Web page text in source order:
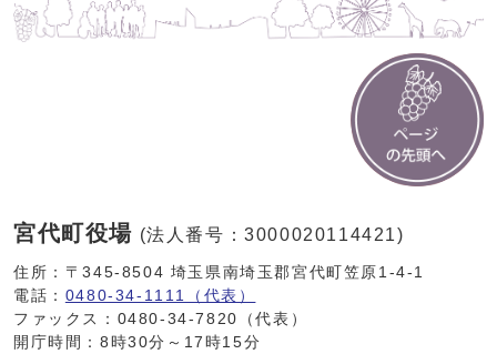
宮代町役場 (法人番号：3000020114421)
住所：〒345-8504 埼玉県南埼玉郡宮代町笠原1-4-1
電話： 0480-34-1111（代表）
ファックス：0480-34-7820（代表）
開庁時間：8時30分～17時15分